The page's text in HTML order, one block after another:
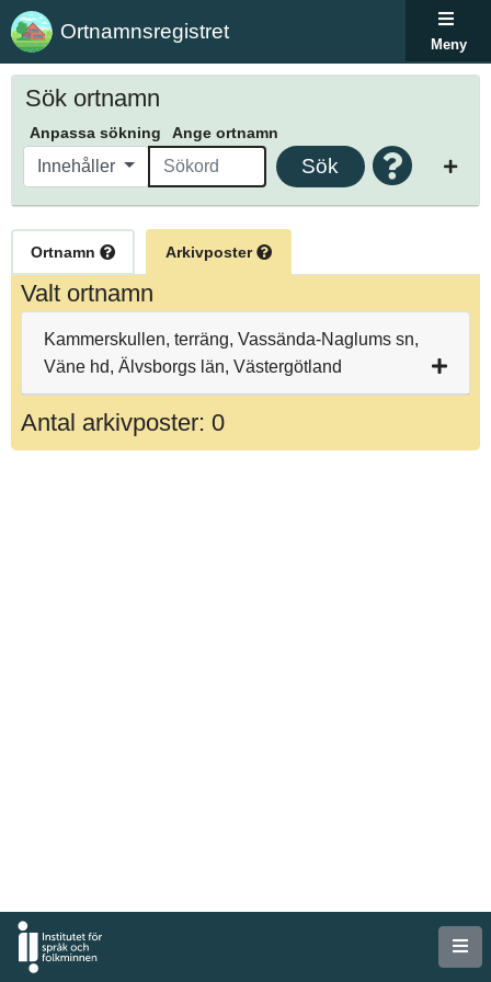
Ortnamnsregistret
Meny
Sök ortnamn
Anpassa sökning Ange ortnamn
Innehåller Sök
Ortnamn Arkivposter
Valt ortnamn
Kammerskullen, terräng, Vassända-Naglums sn,
Väne hd, Älvsborgs län, Västergötland
Antal arkivposter: 0